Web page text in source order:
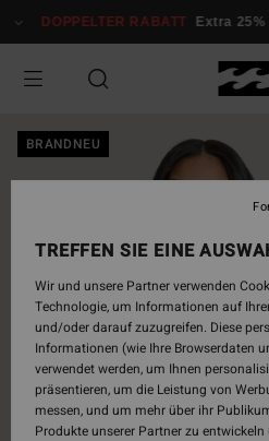
zur
springen
DOPPELTER RABATT Extra 25%
BRANDNEU
TREFFEN SIE EINE
Wir und unsere Partner verwenden
Technologie, um Informationen auf
und/oder darauf zuzugreifen. Diese
Informationen (wie Ihre Browserdaten
verwendet werden, um Ihnen
präsentieren, um die Leistung von
messen, und um mehr über ihr
Produkte unserer Partner zu entwickeln